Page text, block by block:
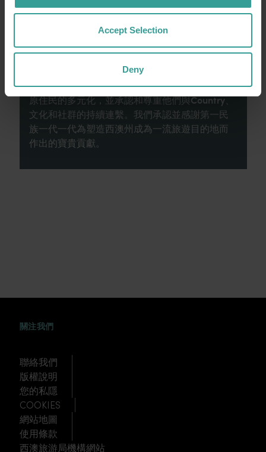
Accept Selection
Deny
閱讀更多
西澳州旅遊局承認原住民為西澳州傳統監護人，
並向過往及現在的長老致敬。我們讚揚西澳洲州
原住民的多元化，並承認和尊重他們與Country、
文化和社群的持續連繫。我們承認並感謝第一民
族一代一代為塑造西澳州成為一流旅遊目的地而
作出的寶貴貢獻。
關注我們
聯絡我們
版權說明
您的私隱
COOKIES
網站地圖
使用條款
西澳旅游局機構網站